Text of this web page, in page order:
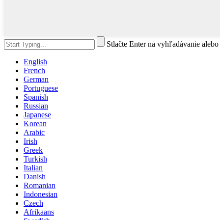
Stlačte Enter na vyhľadávanie
English
French
German
Portuguese
Spanish
Russian
Japanese
Korean
Arabic
Irish
Greek
Turkish
Italian
Danish
Romanian
Indonesian
Czech
Afrikaans